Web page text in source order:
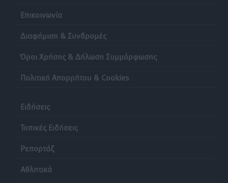
Επικοινωνία
Διαφήμιση & Συνδρομές
Όροι Χρήσης & Δήλωση Συμμόρφωσης
Πολιτική Απορρήτου & Cookies
Ειδήσεις
Τοπικές Ειδήσεις
Ρεπορτάζ
Αθλητικά